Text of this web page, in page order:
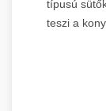
típusú
teszi a